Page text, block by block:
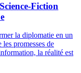
Fiction
la diplomatie en un
promesses de
la réalité est